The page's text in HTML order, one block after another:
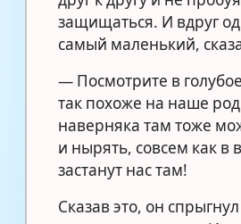
защищаться. И вдруг
самый маленький,
— Посмотрите в
так похоже на наше
наверняка там тоже
и нырять, совсем как в
застанут нас там!
Сказав это, он спрыгнул